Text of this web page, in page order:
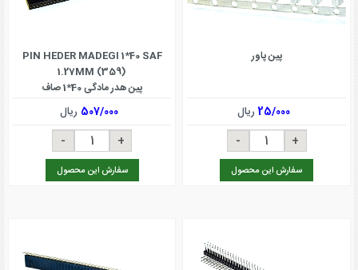
پین پاور
25/000ریال
سفارش این محصول
PIN HEDER MADEGI 1*40 SAF
1.27MM (359)
پین هدر مادگی 40*1 صاف
507/000 ریال
سفارش این محصول